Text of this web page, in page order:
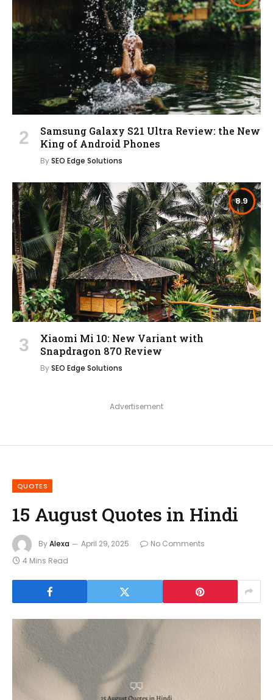
Samsung Galaxy S21 Ultra Review: the New
King of Android Phones
BySEO Edge Solutions
8.9
Xiaomi Mi 10: New Variant with
Snapdragon 870 Review
BySEO Edge Solutions
Advertisement
QUOTES
15 August Quotes in Hindi
ByAlexa April 29, 2025
No Comments
4 Mins Read